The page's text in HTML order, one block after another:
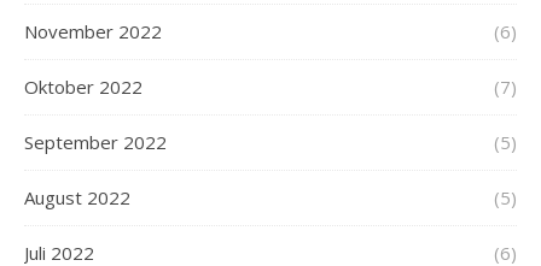
November 2022 (6)
Oktober 2022 (7)
September 2022 (5)
August 2022 (5)
Juli 2022 (6)